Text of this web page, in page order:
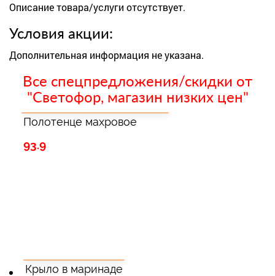
Описание товара/услуги отсутствует.
Условия акции:
Дополнительная информация не указана.
Все спецпредложения/скидки от
"Светофор, магазин низких цен"
Полотенце махровое
93.9
Крыло в маринаде